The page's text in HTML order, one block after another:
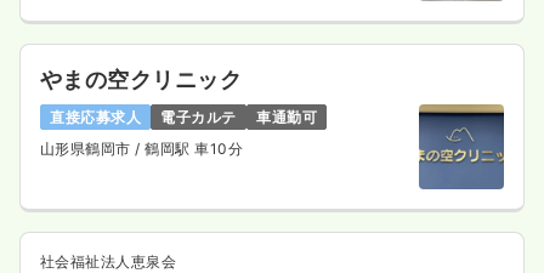
やまの空クリニック
直接応募求人 電子カルテ
車通勤可
山形県鶴岡市 / 鶴岡駅 車10分
社会福祉法人恵泉会